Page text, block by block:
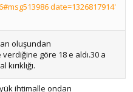
date=1326817914'
oluşundan
göre 18 e aldı.30 a
ihtimalle ondan